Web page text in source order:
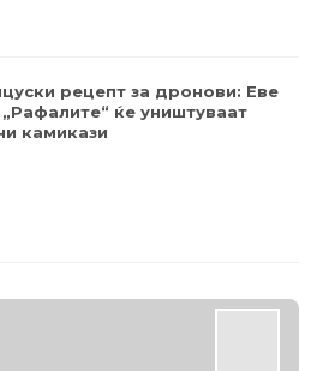
рецепт за дронови: Еве
ќе уништуваат
камикази